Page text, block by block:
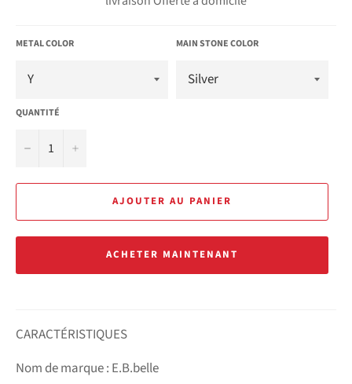
METAL COLOR MAIN STONE COLOR
QUANTITÉ
− +
AJOUTER AU PANIER
ACHETER MAINTENANT
CARACTÉRISTIQUES
Nom de marque : E.B.belle